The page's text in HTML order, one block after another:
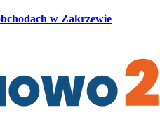
w Zakrzewie